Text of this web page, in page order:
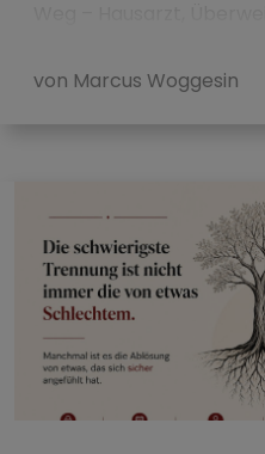
von Marcus Woggesin